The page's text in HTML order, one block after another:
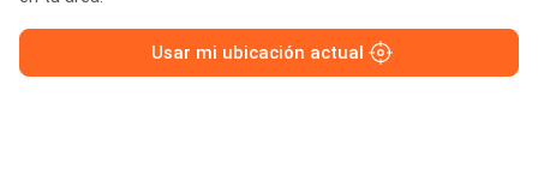
Usar mi ubicación actual